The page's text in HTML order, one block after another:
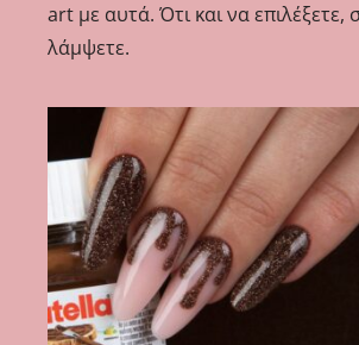
art με αυτά. Ότι και να επιλέξετε,
λάμψετε.